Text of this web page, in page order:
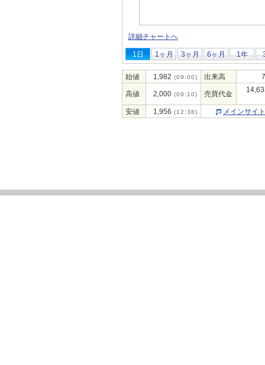
詳細チャートへ
1日 1ヶ月 3ヶ月 6ヶ月 1年
始値 1,982 (09:00) 出来高
高値 2,000 (09:10) 売買代金
安値 1,956 (12:38) メインサイ